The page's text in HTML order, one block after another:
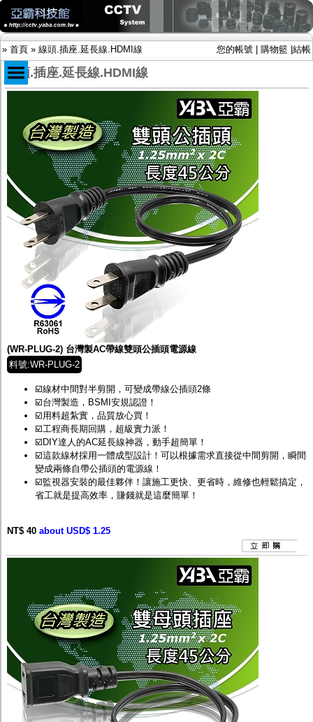
» 首頁 » 線頭.插座.延長線.HDMI線 您的帳號 購物籃 結帳
限時促銷特惠專案
IP網路攝影機及錄放影機
AHD DVR數位錄放影機
AHD半球型(適用屋內)
AHD中小型紅外線攝影機(適用騎樓、室內外)
AHD防護罩型攝影機(適用屋外，紅外線照射
距離遠）
AHD特殊功能型攝影機
旋轉型攝影機.旋轉台
傳統高解析攝影機
鏡頭
投光設備
防護罩及支架
多路攝影機單軸傳輸
監聽器.麥克風
網路設備
視訊轉換設備
雙絞線傳輸器
雜訊改善器
分配放大器
網路線用水晶頭
網路線
懶人線.同軸線.花線
線頭.插座.延長線.HDMI線
集線盒.防水盒.配線盒
變壓器.避雷器
轉接頭
偽裝嚇阻假監視器. 警示防盜貼紙
客訂商品
線頭.插座.延長線.HDMI線
(WR-PLUG-2) 台灣製AC帶線雙頭公插頭電源線
料號:WR-PLUG-2
☑️線材中間對半剪開，可變成帶線公插頭2條
☑️台灣製造，BSMI安規認證！
☑️用料超紮實，品質放心買！
☑️工程商長期回購，超級實力派！
☑️DIY達人的AC延長線神器，動手超簡單！
☑️這款線材採用一體成型設計！可以根據需求直接從中間剪開，瞬間
變成兩條自帶公插頭的電源線！
☑️監視器安裝的最佳夥伴！讓施工更快、更省時，維修也輕鬆搞定，
省工就是提高效率，賺錢就是這麼簡單！
NT$ 40 about USD$ 1.25